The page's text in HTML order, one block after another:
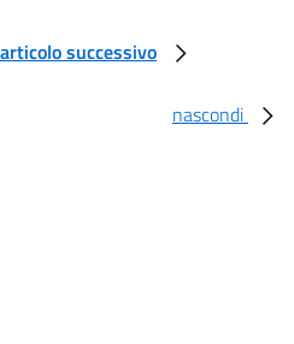
articolo successivo
nascondi